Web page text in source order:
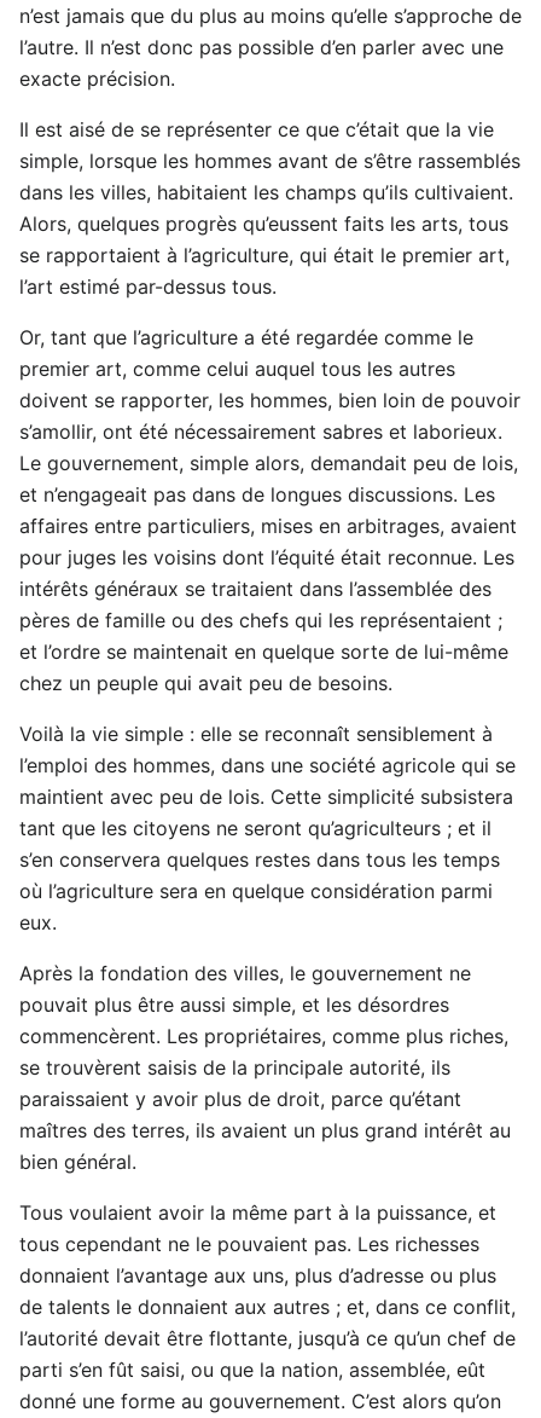
n’est jamais que du plus au moins qu’elle s’approche de
l’autre. Il n’est donc pas possible d’en parler avec une
exacte précision.
Il est aisé de se représenter ce que c’était que la vie
simple, lorsque les hommes avant de s’être rassemblés
dans les villes, habitaient les champs qu’ils cultivaient.
Alors, quelques progrès qu’eussent faits les arts, tous
se rapportaient à l’agriculture, qui était le premier art,
l’art estimé par-dessus tous.
Or, tant que l’agriculture a été regardée comme le
premier art, comme celui auquel tous les autres
doivent se rapporter, les hommes, bien loin de pouvoir
s’amollir, ont été nécessairement sabres et laborieux.
Le gouvernement, simple alors, demandait peu de lois,
et n’engageait pas dans de longues discussions. Les
affaires entre particuliers, mises en arbitrages, avaient
pour juges les voisins dont l’équité était reconnue. Les
intérêts généraux se traitaient dans l’assemblée des
pères de famille ou des chefs qui les représentaient ;
et l’ordre se maintenait en quelque sorte de lui-même
chez un peuple qui avait peu de besoins.
Voilà la vie simple : elle se reconnaît sensiblement à
l’emploi des hommes, dans une société agricole qui se
maintient avec peu de lois. Cette simplicité subsistera
tant que les citoyens ne seront qu’agriculteurs ; et il
s’en conservera quelques restes dans tous les temps
où l’agriculture sera en quelque considération parmi
eux.
Après la fondation des villes, le gouvernement ne
pouvait plus être aussi simple, et les désordres
commencèrent. Les propriétaires, comme plus riches,
se trouvèrent saisis de la principale autorité, ils
paraissaient y avoir plus de droit, parce qu’étant
maîtres des terres, ils avaient un plus grand intérêt au
bien général.
Tous voulaient avoir la même part à la puissance, et
tous cependant ne le pouvaient pas. Les richesses
donnaient l’avantage aux uns, plus d’adresse ou plus
de talents le donnaient aux autres ; et, dans ce conflit,
l’autorité devait être flottante, jusqu’à ce qu’un chef de
parti s’en fût saisi, ou que la nation, assemblée, eût
donné une forme au gouvernement. C’est alors qu’on